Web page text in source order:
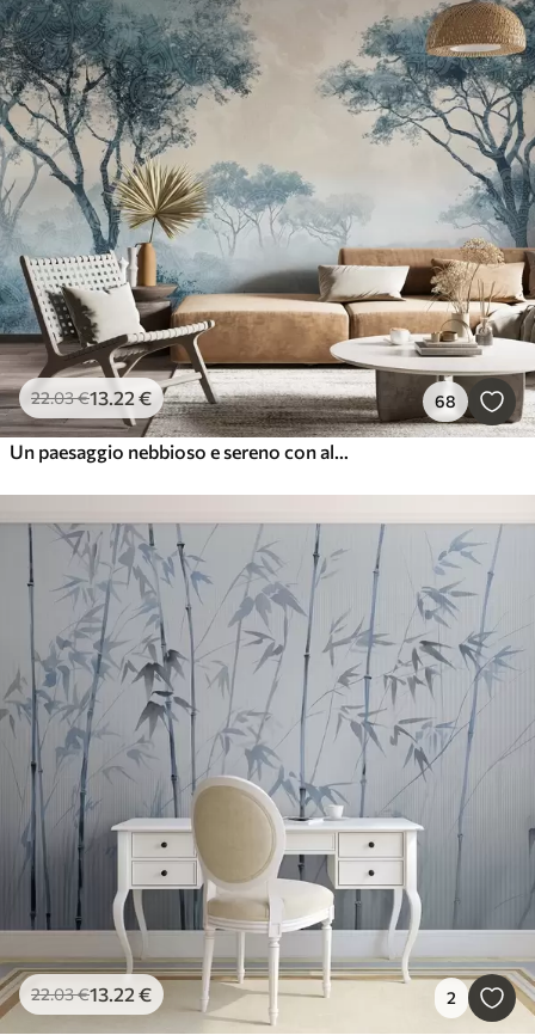
22.03€13.22€ 68
Un paesaggio nebbioso e sereno con alberi in primo piano e una nebbia soffice nei toni del blu e del beige
22.03€13.22 € 2